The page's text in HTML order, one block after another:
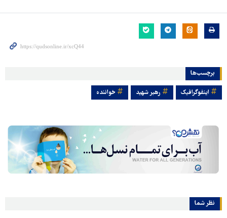
برچسب‌ها
اینفوگرافیک رهبر شهید خواننده
نظر شما